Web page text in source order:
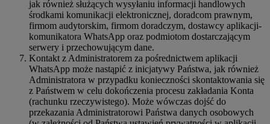
jak również służących wysyłaniu informacji handlowych
środkami komunikacji elektronicznej, doradcom prawnym,
firmom audytorskim, firmom doradczym, dostawcy aplikacji-
komunikatora WhatsApp oraz podmiotom dostarczającym
serwery i przechowującym dane.
Kontakt z Administratorem za pośrednictwem aplikacji
WhatsApp może nastąpić z inicjatywy Państwa, jak również
Administratora w przypadku konieczności skontaktowania się
z Państwem w celu dokończenia procesu zakładania Konta
(rachunku rzeczywistego). Może wówczas dojść do
przekazania Administratorowi Państwa danych osobowych